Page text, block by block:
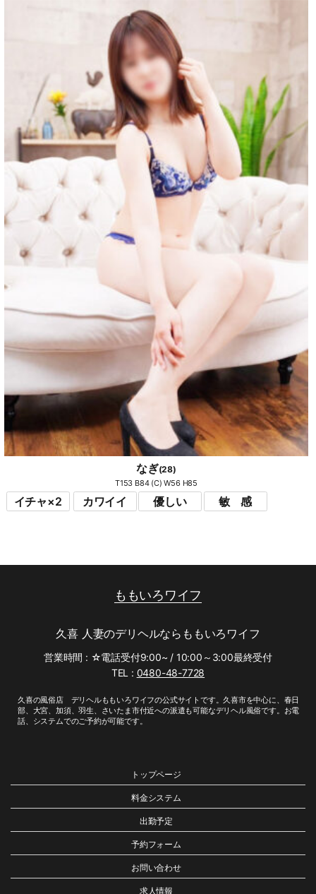
なぎ(28)
T153 B84 (C) W56 H85
イチャ×2 カワイイ 優しい 敏 感
ももいろワイフ
久喜 人妻のデリヘルならももいろワイフ
営業時間 : ☆電話受付9:00~ / 10:00～3:00最終受付
TEL : 0480-48-7728
久喜の風俗店 デリヘルももいろワイフの公式サイトです。久喜市を中心に、春日
部、大宮、加須、羽生、さいたま市付近への派遣も可能なデリヘル風俗です。お電
話、システムでのご予約が可能です。
トップページ
料金システム
出勤予定
予約フォーム
お問い合わせ
求人情報